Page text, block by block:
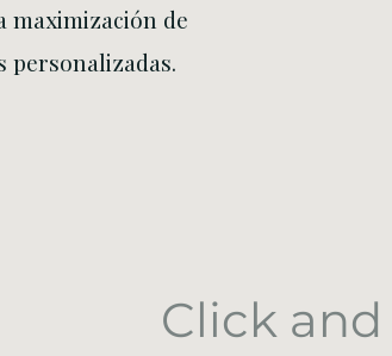
maximización de
personalizadas.
Click and